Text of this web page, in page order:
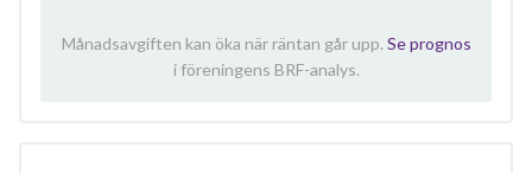
Månadsavgiften kan öka när räntan går upp. Se prognos
i föreningens BRF-analys.